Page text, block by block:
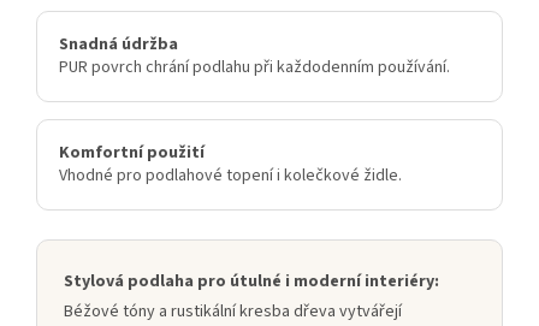
Snadná údržba
PUR povrch chrání podlahu při každodenním používání.
Komfortní použití
Vhodné pro podlahové topení i kolečkové židle.
Stylová podlaha pro útulné i moderní interiéry:
Béžové tóny a rustikální kresba dřeva vytvářejí